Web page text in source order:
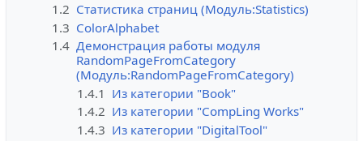
1.2 Статистика страниц (Модуль:Statistics)
1.3 ColorAlphabet
1.4 Демонстрация работы модуля
RandomPageFromCategory
(Модуль:RandomPageFromCategory)
1.4.1 Из категории "Book"
1.4.2 Из категории "CompLing Works"
1.4.3 Из категории "DigitalTool"